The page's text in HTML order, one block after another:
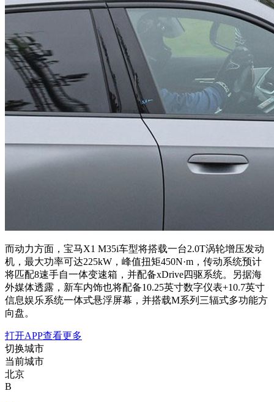
而动力方面，宝马X1 M35i车型将搭载一台2.0T涡轮增压发动
机，最大功率可达225kW，峰值扭矩450N·m，传动系统预计
将匹配8速手自一体变速箱，并配备xDrive四驱系统。另据海
外媒体透露，新车内饰也将配备10.25英寸数字仪表+10.7英寸
信息娱乐系统一体式悬浮屏幕，并搭载M系列三辐式多功能方
向盘。
打开APP查看更多
切换城市
当前城市
北京
B